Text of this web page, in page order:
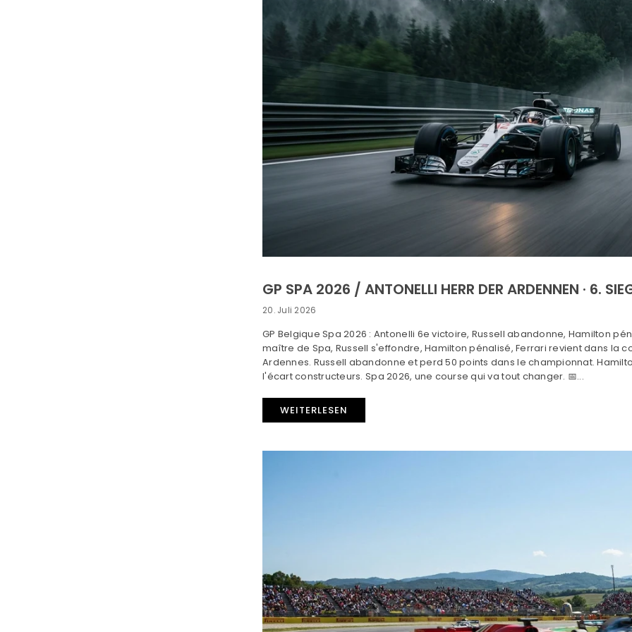
GP SPA 2026 / ANTONELLI HERR DER ARDENNEN · 6.
20. Juli 2026
GP Belgique Spa 2026 : Antonelli 6e victoire, Russell abandonne, Hamilton
maître de Spa, Russell s'effondre, Hamilton pénalisé, Ferrari revient dans la
Ardennes. Russell abandonne et perd 50 points dans le championnat.
l'écart constructeurs. Spa 2026, une course qui va tout changer. 📅...
WEITERLESEN